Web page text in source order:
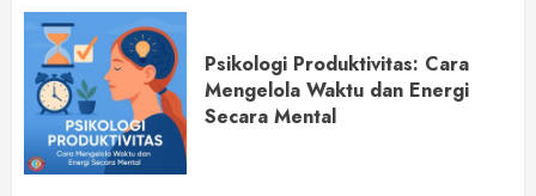
Psikologi Produktivitas: Cara
Mengelola Waktu dan Energi
Secara Mental